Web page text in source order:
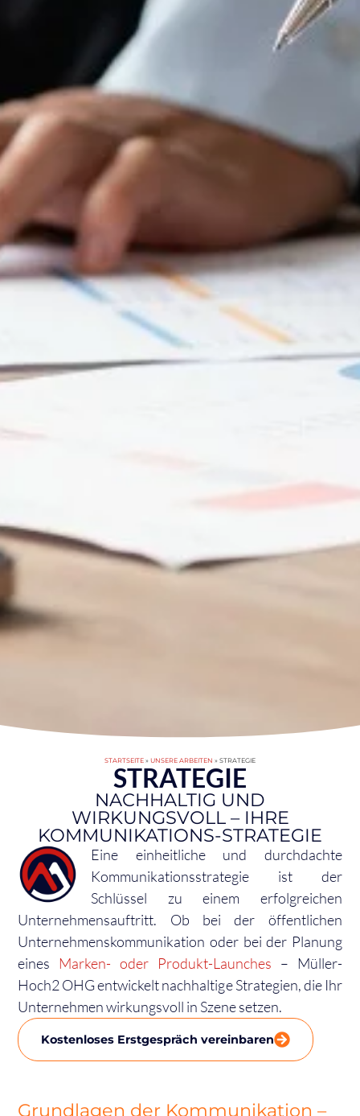
STARTSEITE » UNSERE ARBEITEN » STRATEGIE
STRATEGIE
NACHHALTIG UND
WIRKUNGSVOLL – IHRE
KOMMUNIKATIONS-STRATEGIE
Eine einheitliche und durchdachte
Kommunikationsstrategie ist der
Schlüssel zu einem erfolgreichen
Unternehmensauftritt. Ob bei der öffentlichen
Unternehmenskommunikation oder bei der Planung
eines Marken- oder Produkt-Launches – Müller-
Hoch2 OHG entwickelt nachhaltige Strategien, die Ihr
Unternehmen wirkungsvoll in Szene setzen.
Kostenloses Erstgespräch vereinbaren
Grundlagen der Kommunikation –